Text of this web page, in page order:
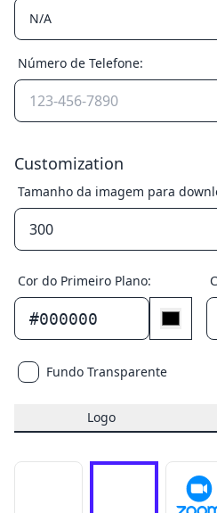
Número de Telefone:
Customization
Tamanho da imagem para
Cor do Primeiro Plano:
#000000
Fundo Transparente
Logo
Enviar logo